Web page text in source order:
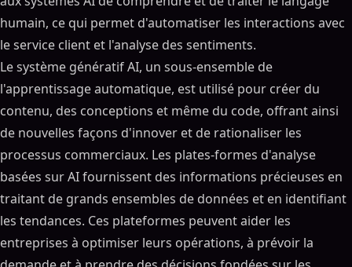
humain, ce qui permet d'automatiser les interactions avec
le service client et l'analyse des sentiments.
Le système génératif AI, un sous-ensemble de
l'apprentissage automatique, est utilisé pour créer du
contenu, des conceptions et même du code, offrant ainsi
de nouvelles façons d'innover et de rationaliser les
processus commerciaux. Les plates-formes d'analyse
basées sur AI fournissent des informations précieuses en
traitant de grands ensembles de données et en identifiant
les tendances. Ces plateformes peuvent aider les
entreprises à optimiser leurs opérations, à prévoir la